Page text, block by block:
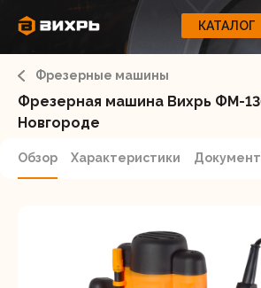
КАТАЛОГ
КАТАЛОГ
Вход Регистрация
О бренде
Блог
ЭЛЕКТРОИНСТРУМЕНТЫ
ИНСТРУМЕНТ
СЕЛЬХОЗТЕХНИКА
Фрезерные машины
Фрезерная машина Вихрь ФМ-
Новгороде
Обзор Характеристики
ВАШ ЗАКАЗ
Корзина